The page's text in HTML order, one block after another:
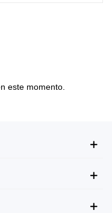
este momento.